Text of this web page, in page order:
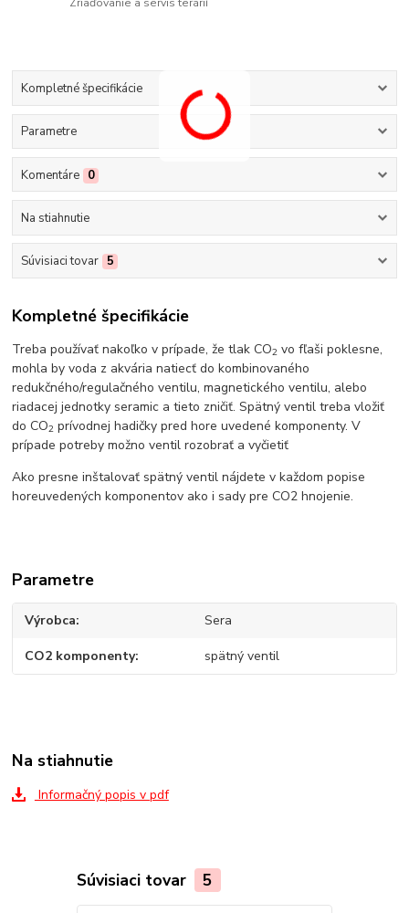
Kompletné špecifikácie
Parametre
Komentáre 0
Na stiahnutie
Súvisiaci tovar 5
Kompletné špecifikácie
Treba používať nakoľko v prípade, že tlak CO2 vo fľaši poklesne,
mohla by voda z akvária natiecť do kombinovaného
redukčného/regulačného ventilu, magnetického ventilu, alebo
riadacej jednotky seramic a tieto zničiť. Spätný ventil treba vložiť
do CO2 prívodnej hadičky pred hore uvedené komponenty. V
prípade potreby možno ventil rozobrať a vyčietiť
Ako presne inštalovať spätný ventil nájdete v každom popise
horeuvedených komponentov ako i sady pre CO2 hnojenie.
Parametre
Výrobca Sera
CO2 komponenty spätný ventil
Na stiahnutie
Informačný popis v pdf
Súvisiaci tovar 5